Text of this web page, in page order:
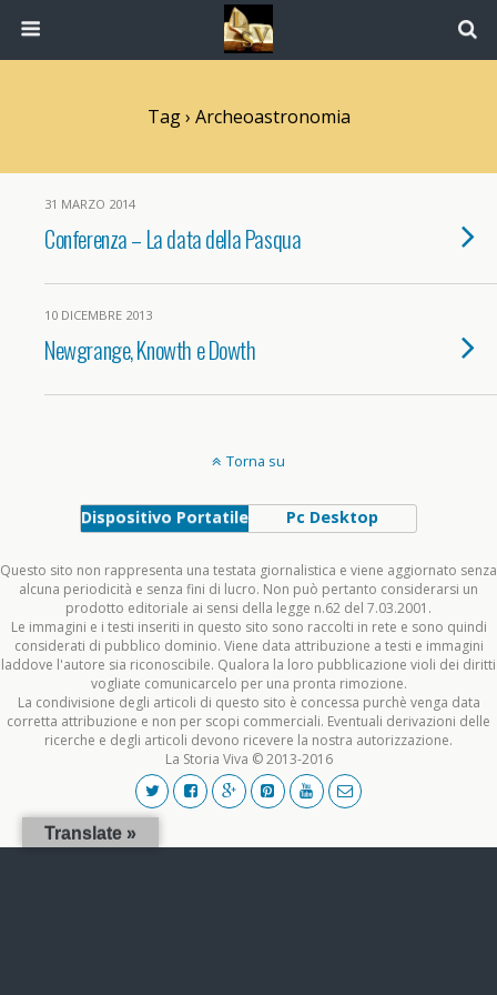
Tag › Archeoastronomia
31 MARZO 2014
Conferenza – La data della Pasqua
10 DICEMBRE 2013
Newgrange, Knowth e Dowth
Torna su
Dispositivo Portatile Pc Desktop
Questo sito non rappresenta una testata giornalistica e viene aggiornato senza
alcuna periodicità e senza fini di lucro. Non può pertanto considerarsi un
prodotto editoriale ai sensi della legge n.62 del 7.03.2001.
Le immagini e i testi inseriti in questo sito sono raccolti in rete e sono quindi
considerati di pubblico dominio. Viene data attribuzione a testi e immagini
laddove l'autore sia riconoscibile. Qualora la loro pubblicazione violi dei diritti
vogliate comunicarcelo per una pronta rimozione.
La condivisione degli articoli di questo sito è concessa purchè venga data
corretta attribuzione e non per scopi commerciali. Eventuali derivazioni delle
ricerche e degli articoli devono ricevere la nostra autorizzazione.
La Storia Viva © 2013-2016
Translate »